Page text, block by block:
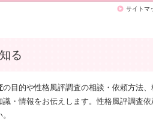
る
の目的や性格風評調査の相談・依頼方法
識・情報をお伝えします。性格風評調査
サイトマ